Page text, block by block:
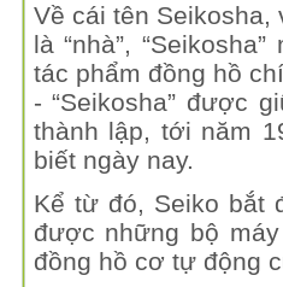
Về cái tên Seikosha,
là “nhà”,
tác phẩm đồng hồ
- “Seikosha” được
thành lập, tới năm
biết ngày nay.
Kể từ đó, Seiko bắt
được những bộ
đồng hồ cơ tự động